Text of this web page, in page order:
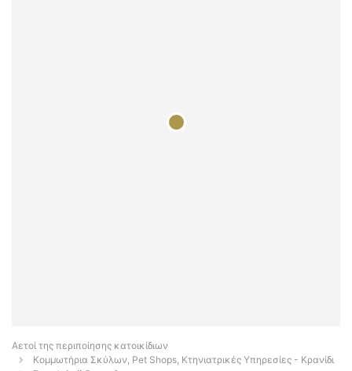
Αετοί της περιποίησης κατοικίδιων
Κομμωτήρια Σκύλων, Pet Shops, Κτηνιατρικές Υπηρεσίες - Κρανίδι